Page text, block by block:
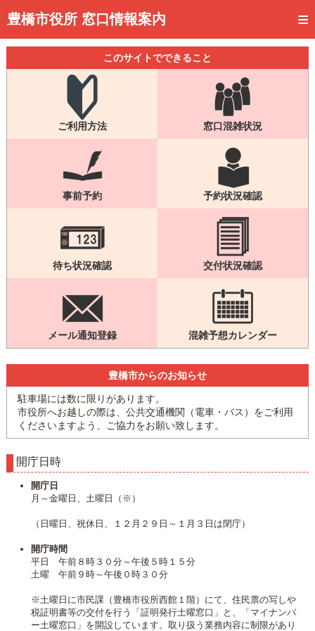
豊橋市役所 窓口情報案内
トップページ
ご利用方法
予約状況確認
窓口混雑状況
待ち状況確認
交付状況確認
混雑予想カレンダー
このサイトでできること
ご利用方法 窓口混雑状況
事前予約 予約状況確認
待ち状況確認 交付状況確認
メール通知登録 混雑予想カレンダー
豊橋市からのお知らせ
駐車場には数に限りがあります。
市役所へお越しの際は、公共交通機関（電車・バス）をご利用
くださいますよう、ご協力をお願い致します。
開庁日時
開庁日
月～金曜日、土曜日（※）
（日曜日、祝休日、１２月２９日～１月３日は閉庁）
開庁時間
平日 午前８時３０分～午後５時１５分
土曜 午前９時～午後０時３０分
※土曜日に市民課（豊橋市役所西館１階）にて、住民票の写しや
税証明書等の交付を行う「証明発行土曜窓口」と、「マイナンバ
ー土曜窓口」を開設しています。取り扱う業務内容に制限があり